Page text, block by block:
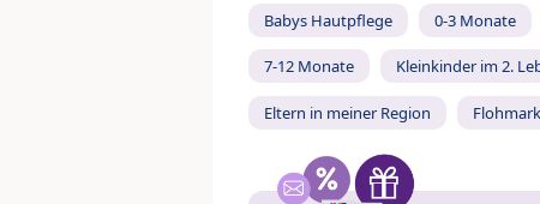
Babys Hautpflege 0-3 Monate
7-12 Monate Kleinkinder im 2.
Eltern in meiner Region